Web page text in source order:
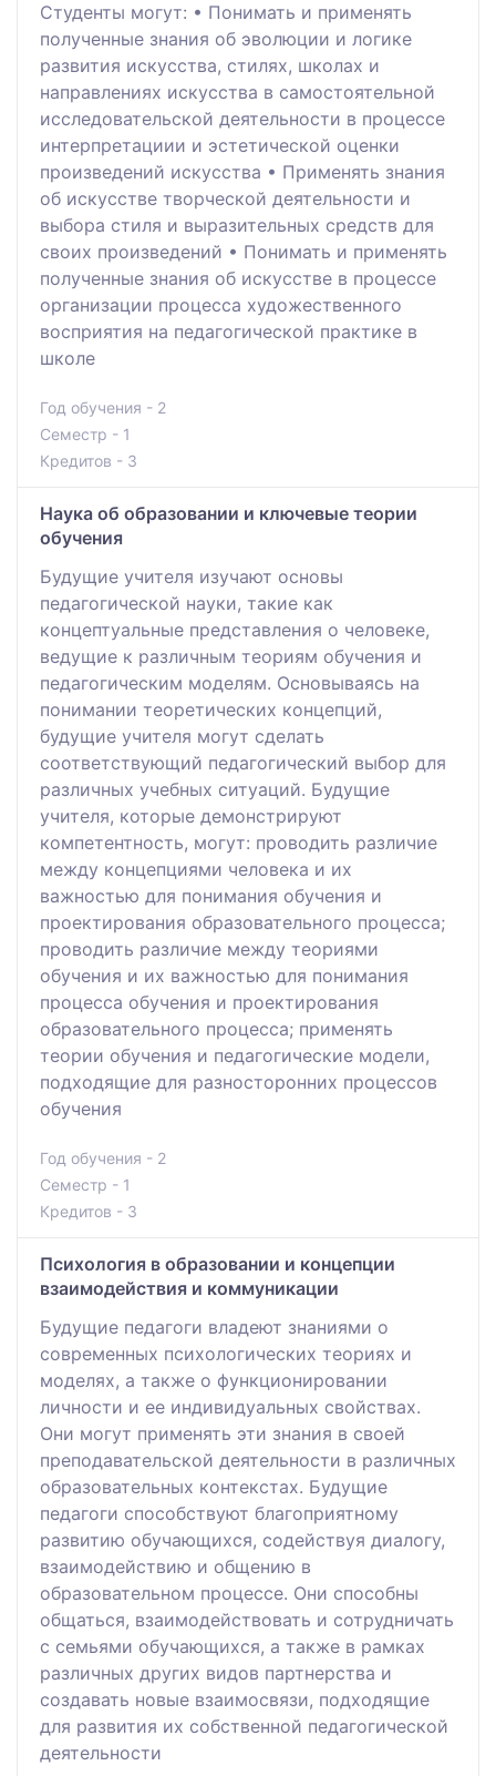
Студенты могут: • Понимать и применять
полученные знания об эволюции и логике
развития искусства, стилях, школах и
направлениях искусства в самостоятельной
исследовательской деятельности в процессе
интерпретациии и эстетической оценки
произведений искусства • Применять знания
об искусстве творческой деятельности и
выбора стиля и выразительных средств для
своих произведений • Понимать и применять
полученные знания об искусстве в процессе
организации процесса художественного
восприятия на педагогической практике в
школе
Год обучения - 2
Семестр - 1
Кредитов - 3
Наука об образовании и ключевые теории
обучения
Будущие учителя изучают основы
педагогической науки, такие как
концептуальные представления о человеке,
ведущие к различным теориям обучения и
педагогическим моделям. Основываясь на
понимании теоретических концепций,
будущие учителя могут сделать
соответствующий педагогический выбор для
различных учебных ситуаций. Будущие
учителя, которые демонстрируют
компетентность, могут: проводить различие
между концепциями человека и их
важностью для понимания обучения и
проектирования образовательного процесса;
проводить различие между теориями
обучения и их важностью для понимания
процесса обучения и проектирования
образовательного процесса; применять
теории обучения и педагогические модели,
подходящие для разносторонних процессов
обучения
Год обучения - 2
Семестр - 1
Кредитов - 3
Психология в образовании и концепции
взаимодействия и коммуникации
Будущие педагоги владеют знаниями о
современных психологических теориях и
моделях, а также о функционировании
личности и ее индивидуальных свойствах.
Они могут применять эти знания в своей
преподавательской деятельности в различных
образовательных контекстах. Будущие
педагоги способствуют благоприятному
развитию обучающихся, содействуя диалогу,
взаимодействию и общению в
образовательном процессе. Они способны
общаться, взаимодействовать и сотрудничать
с семьями обучающихся, а также в рамках
различных других видов партнерства и
создавать новые взаимосвязи, подходящие
для развития их собственной педагогической
деятельности